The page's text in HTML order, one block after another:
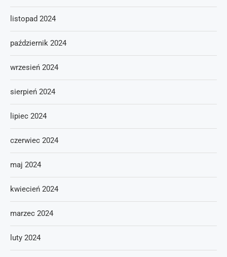
listopad 2024
październik 2024
wrzesień 2024
sierpień 2024
lipiec 2024
czerwiec 2024
maj 2024
kwiecień 2024
marzec 2024
luty 2024